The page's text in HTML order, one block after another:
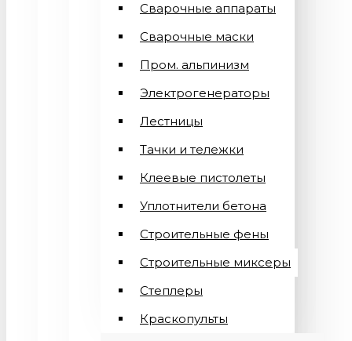
Сварочные аппараты
Cварочные маски
Пром. альпинизм
Электрогенераторы
Лестницы
Тачки и тележки
Клеевые пистолеты
Уплотнители бетона
Строительные фены
Строительные миксеры
Степлеры
Краскопульты